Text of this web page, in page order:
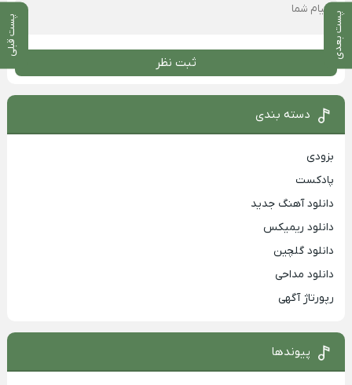
پست بعدی پست قبلی
ثبت نظر
دسته بندی
بزودی
پادکست
دانلود آهنگ جدید
دانلود ریمیکس
دانلود گلچین
دانلود مداحی
رپورتاژ آگهی
پیوندها